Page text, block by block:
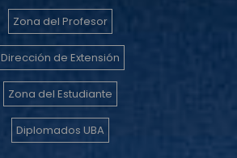
Zona del Profesor
Dirección de Extensión
Zona del Estudiante
Diplomados UBA